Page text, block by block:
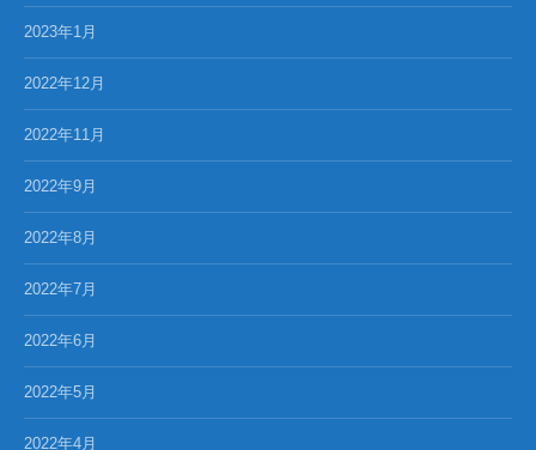
2023年1月
2022年12月
2022年11月
2022年9月
2022年8月
2022年7月
2022年6月
2022年5月
2022年4月